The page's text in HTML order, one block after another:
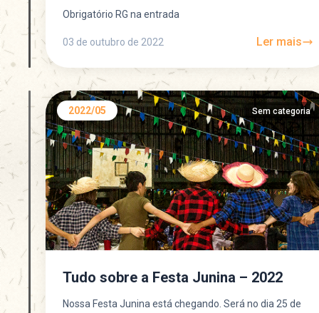
Obrigatório RG na entrada
03 de outubro de 2022 Ler mais
2022/05 Sem categoria
Tudo sobre a Festa Junina – 2022
Nossa Festa Junina está chegando. Será no dia 25 de